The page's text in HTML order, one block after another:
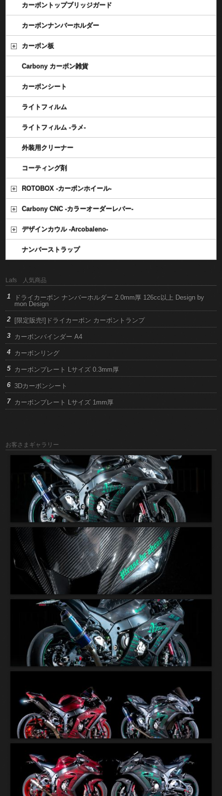
カーボントップブリッジガード
カーボンナンバーホルダー
カーボン板
Carbony カーボン雑貨
カーボンシート
ライトフィルム
ライトフィルム -ラメ-
外装用クリーナー
コーティング剤
ROTOBOX -カーボンホイール-
Carbony CNC -カラーオーダーレバー-
デザインカウル -Arcobaleno-
ナンバーストラップ
Lafs 人気商品
ドライカーボン ナンバーホルダー 2.0mm厚 126cc以上 Design by
mon Design
[限定販売!]ドライカーボン カーボントランプ
カーボンバインダー A4
カーボンリング
カーボンプレート Lサイズ 0.3mm厚
3Dカーボンシート
カーボンプレート Lサイズ 1mm厚
お客さまギャラリー